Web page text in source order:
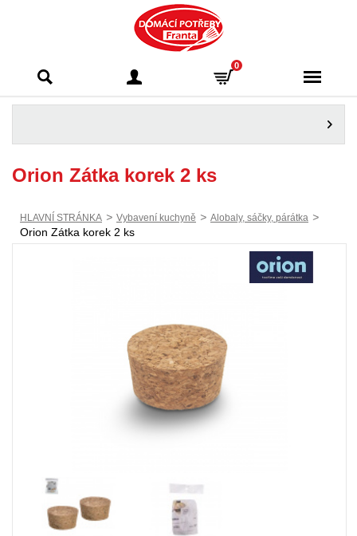
Franta - Příbram
0
Orion Zátka korek 2 ks
HLAVNÍ STRÁNKA > Vybavení kuchyně > Alobaly, sáčky, párátka >
Orion Zátka korek 2 ks